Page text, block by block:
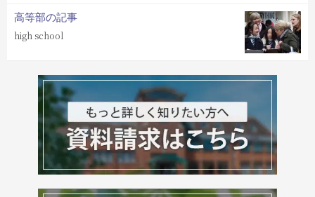
高等部の記事
high school